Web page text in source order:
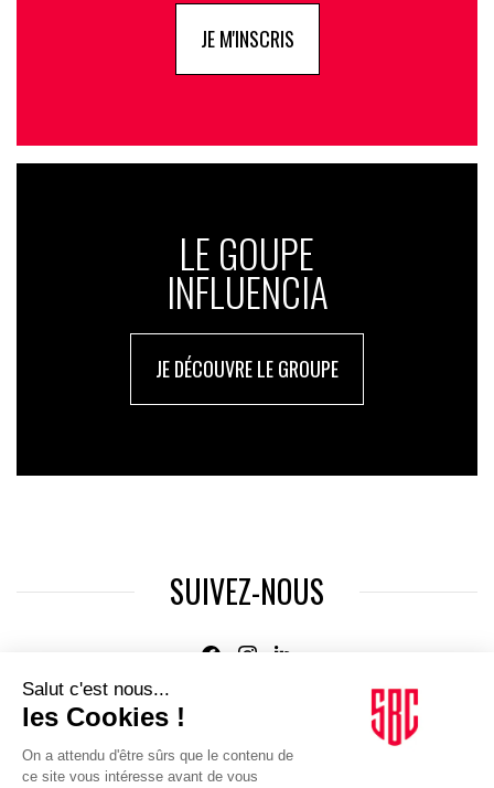
JE M'INSCRIS
LE GOUPE
INFLUENCIA
JE DÉCOUVRE LE GROUPE
SUIVEZ-NOUS